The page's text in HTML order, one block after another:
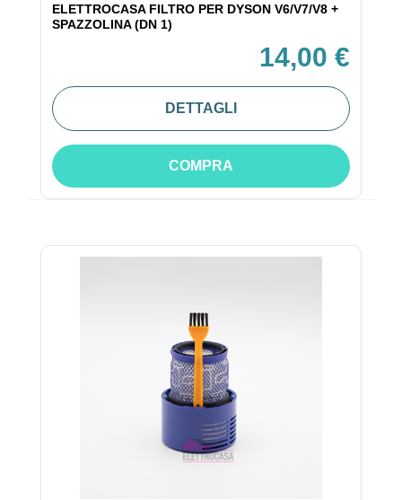
ELETTROCASA FILTRO PER DYSON V6/V7/V8 +
SPAZZOLINA (DN 1)
14,00 €
DETTAGLI
COMPRA